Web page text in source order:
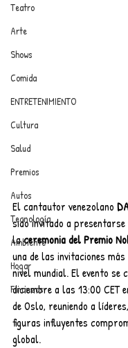
PARA MÁS
Teatro
Arte
Shows
Comida
ENTRETENIMIENTO
Cultura
Salud
Premios
Autos
Tecnología
Ambiente
Hogar
Finanzas
El cantautor venezolano
sido invitado a presentarse
la ceremonia del Premio
una de las invitaciones
nivel mundial. El evento se
diciembre a las 13:00 CET
de Oslo, reuniendo a
figuras influyentes
global.